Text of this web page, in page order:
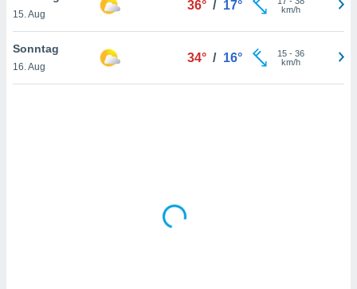
15. Aug
36° / 17°
km/h
Sonntag
16. Aug
34° / 16° 15- 36
km/h